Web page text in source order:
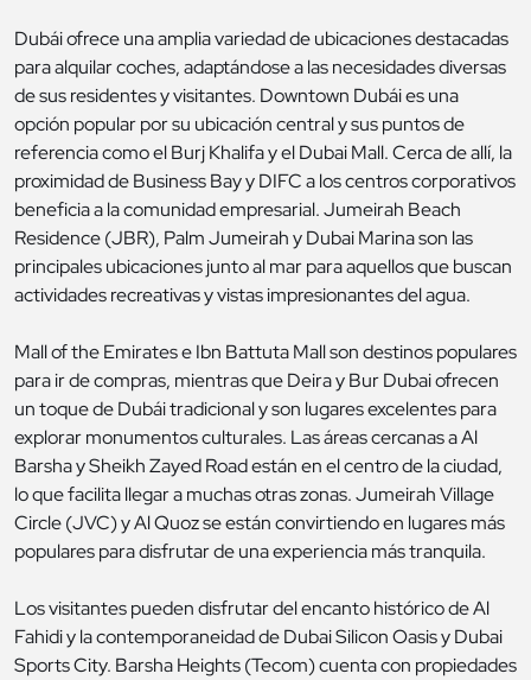
Dubái ofrece una amplia variedad de ubicaciones destacadas
para alquilar coches, adaptándose a las necesidades diversas
de sus residentes y visitantes. Downtown Dubái es una
opción popular por su ubicación central y sus puntos de
referencia como el Burj Khalifa y el Dubai Mall. Cerca de allí, la
proximidad de Business Bay y DIFC a los centros corporativos
beneficia a la comunidad empresarial. Jumeirah Beach
Residence (JBR), Palm Jumeirah y Dubai Marina son las
principales ubicaciones junto al mar para aquellos que buscan
actividades recreativas y vistas impresionantes del agua.
Mall of the Emirates e Ibn Battuta Mall son destinos populares
para ir de compras, mientras que Deira y Bur Dubai ofrecen
un toque de Dubái tradicional y son lugares excelentes para
explorar monumentos culturales. Las áreas cercanas a Al
Barsha y Sheikh Zayed Road están en el centro de la ciudad,
lo que facilita llegar a muchas otras zonas. Jumeirah Village
Circle (JVC) y Al Quoz se están convirtiendo en lugares más
populares para disfrutar de una experiencia más tranquila.
Los visitantes pueden disfrutar del encanto histórico de Al
Fahidi y la contemporaneidad de Dubai Silicon Oasis y Dubai
Sports City. Barsha Heights (Tecom) cuenta con propiedades